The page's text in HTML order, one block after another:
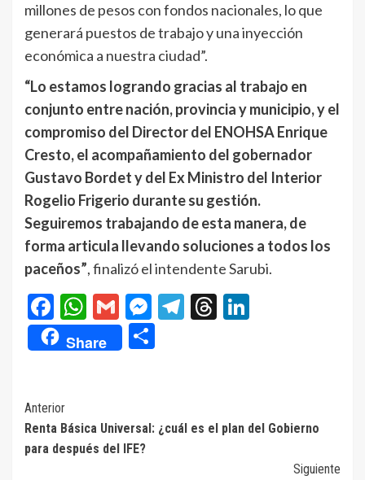
millones de pesos con fondos nacionales, lo que
generará puestos de trabajo y una inyección
económica a nuestra ciudad”.
“Lo estamos logrando gracias al trabajo en
conjunto entre nación, provincia y municipio, y el
compromiso del Director del ENOHSA Enrique
Cresto, el acompañamiento del gobernador
Gustavo Bordet y del Ex Ministro del Interior
Rogelio Frigerio durante su gestión.
Seguiremos trabajando de esta manera, de
forma articula llevando soluciones a todos los
paceños”, finalizó el intendente Sarubi.
Facebook
WhatsApp
GmailMessenger
Telegram
Threads
Share
Navegación
de
entradas
Anterior
Renta Básica Universal: ¿cuál es el plan del Gobierno
para después del IFE?
Siguiente